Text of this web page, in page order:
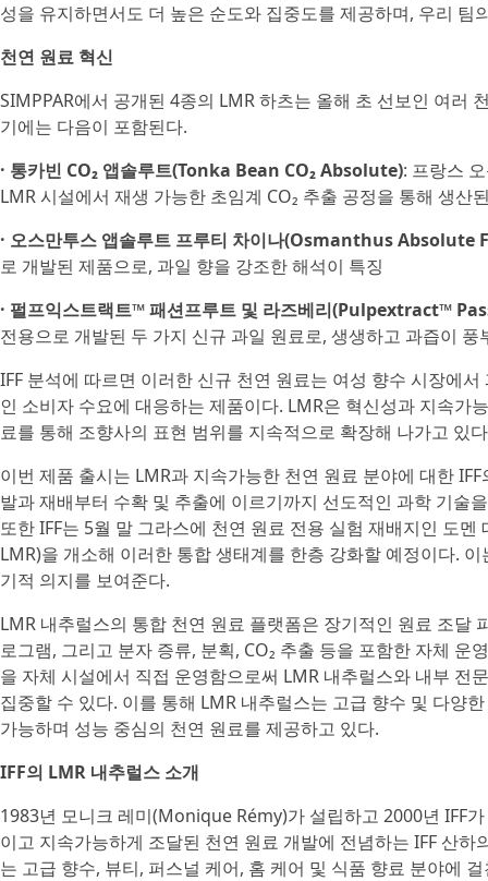
성을 유지하면서도 더 높은 순도와 집중도를 제공하며, 우리 팀
천연 원료 혁신
SIMPPAR에서 공개된 4종의 LMR 하츠는 올해 초 선보인 여러
기에는 다음이 포함된다.
· 통카빈 CO₂ 앱솔루트(Tonka Bean CO₂ Absolute): 프랑스
LMR 시설에서 재생 가능한 초임계 CO₂ 추출 공정을 통해 생산
· 오스만투스 앱솔루트 프루티 차이나(Osmanthus
로 개발된 제품으로, 과일 향을 강조한 해석이 특징
· 펄프익스트랙트™ 패션프루트 및 라즈베리(Pulpextract™
전용으로 개발된 두 가지 신규 과일 원료로, 생생하고 과즙이
IFF 분석에 따르면 이러한 신규 천연 원료는 여성 향수 시장에
인 소비자 수요에 대응하는 제품이다. LMR은 혁신성과 지속가
료를 통해 조향사의 표현 범위를 지속적으로 확장해 나가고 있
이번 제품 출시는 LMR과 지속가능한 천연 원료 분야에 대한
발과 재배부터 수확 및 추출에 이르기까지 선도적인 과학 기술
또한 IFF는 5월 말 그라스에 천연 원료 전용 실험 재배지인 도
LMR)을 개소해 이러한 통합 생태계를 한층 강화할 예정이다.
기적 의지를 보여준다.
LMR 내추럴스의 통합 천연 원료 플랫폼은 장기적인 원료 조달
로그램, 그리고 분자 증류, 분획, CO₂ 추출 등을 포함한 자체 운
을 자체 시설에서 직접 운영함으로써 LMR 내추럴스와 내부 전
집중할 수 있다. 이를 통해 LMR 내추럴스는 고급 향수 및 다양
가능하며 성능 중심의 천연 원료를 제공하고 있다.
IFF의 LMR 내추럴스 소개
1983년 모니크 레미(Monique Rémy)가 설립하고 2000년 IFF
이고 지속가능하게 조달된 천연 원료 개발에 전념하는 IFF 산
는 고급 향수, 뷰티, 퍼스널 케어, 홈 케어 및 식품 향료 분야에